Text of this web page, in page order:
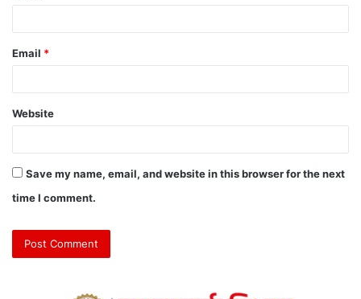
Email *
Website
Save my name, email, and website in this browser for the next
time I comment.